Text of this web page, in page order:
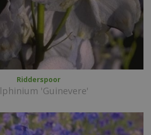
Ridderspoor
'Guinevere'